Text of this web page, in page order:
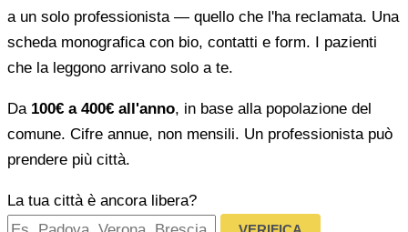
a un solo professionista — quello che l'ha reclamata. Una
scheda monografica con bio, contatti e form. I pazienti
che la leggono arrivano solo a te.
Da 100€ a 400€ all'anno, in base alla popolazione del
comune. Cifre annue, non mensili. Un professionista può
prendere più città.
La tua città è ancora libera?